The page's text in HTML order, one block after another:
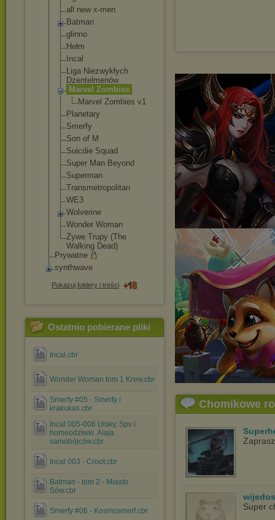
all new x-men
Batman
glinno
Hełm
Incal
Liga Niezwykłych
Dżentelmenów
Marvel Zombies
Marvel Zombies v1
Planetary
Smerfy
Son of M
Suicdie Squad
Super Man Beyond
Superman
Transmetropolitan
WE3
Wolverine
Wonder Woman
Żywe Trupy (The
Walking Dead)
Prywatne
synthwave
Pokazuj foldery i treści
Ostatnio pobierane pliki
Incal.cbr
Wonder Woman tom 1 Krew.cbr
Smerfy #05 - Smerfy i
krakukas.cbr
Incal 005-006 Uisky, Spv i
homeodziwki. Alaja
samobójców.cbr
Incal 003 - Croot.cbr
Batman - tom 2 - Miasto
Sów.cbr
Smerfy #06 - Kosmosmerf.cbr
Chomikowe
Super